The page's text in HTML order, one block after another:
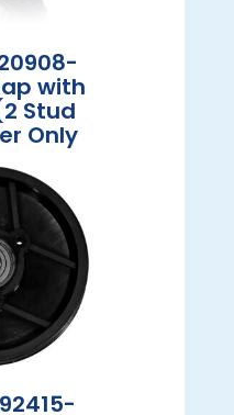
with
Stud
Only